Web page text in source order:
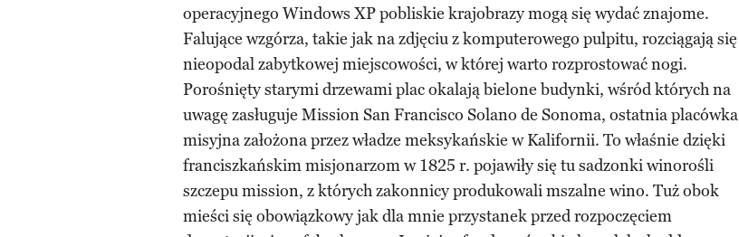
operacyjnego Windows XP pobliskie krajobrazy mogą się wydać znajome.
Falujące wzgórza, takie jak na zdjęciu z komputerowego pulpitu, rozciągają się
nieopodal zabytkowej miejscowości, w której warto rozprostować nogi.
Porośnięty starymi drzewami plac okalają bielone budynki, wśród których na
uwagę zasługuje Mission San Francisco Solano de Sonoma, ostatnia placówka
misyjna założona przez władze meksykańskie w Kalifornii. To właśnie dzięki
franciszkańskim misjonarzom w 1825 r. pojawiły się tu sadzonki winorośli
szczepu mission, z których zakonnicy produkowali mszalne wino. Tuż obok
mieści się obowiązkowy jak dla mnie przystanek przed rozpoczęciem